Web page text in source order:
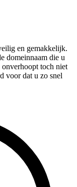
en gemakkelijk.
domeinnaam die u
toch niet
voor dat u zo snel